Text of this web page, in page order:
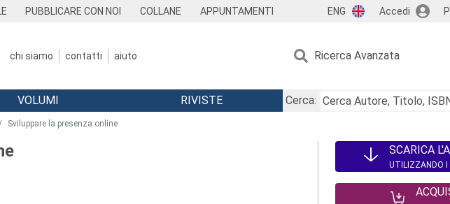
PUBBLICARE CON NOI COLLANE APPUNTAMENTI ENG Accedi
chi siamo contatti aiuto Ricerca Avanzata
VOLUMI RIVISTE
Cerca:
Sviluppare la presenza online
SCARICA
UTILIZZANDO I